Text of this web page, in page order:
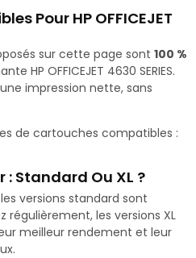
Pour HP OFFICEJET
sur cette page sont 100 %
HP OFFICEJET 4630 SERIES.
impression nette, sans
de cartouches compatibles :
: Standard Ou XL ?
versions standard sont
régulièrement, les versions XL
meilleur rendement et leur